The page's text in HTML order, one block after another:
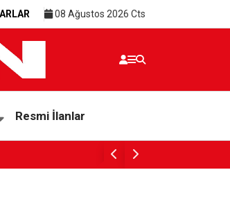
08 Ağustos 2026 Cts
Resmi İlanlar
Ali Bozan: 5 yılda Mersin Limanı’nda kaç